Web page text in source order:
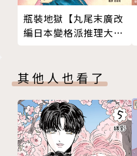
瓶裝地獄【丸尾末廣改
編日本變格派推理大師
其他人也看了